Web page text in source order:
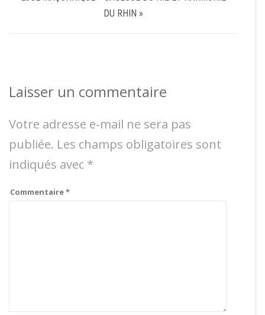
DU RHIN »
Laisser un commentaire
Votre adresse e-mail ne sera pas
publiée. Les champs obligatoires sont
indiqués avec *
Commentaire*